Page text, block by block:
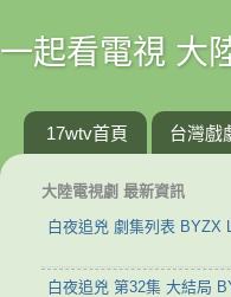
一起看電視 大
17wtv首頁 台灣戲
大陸電視劇 最新資訊
白夜追兇 劇集列表 BYZX
白夜追兇 第32集 大結局